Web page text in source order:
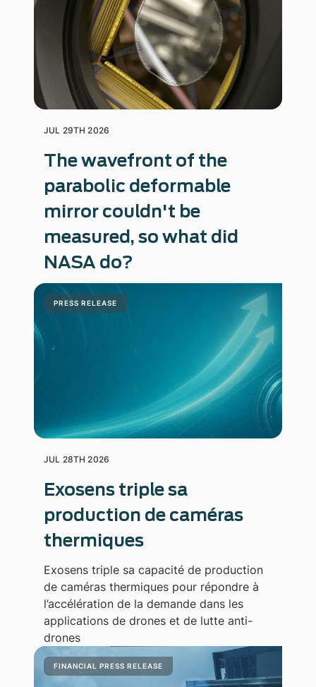
JUL 29TH 2026
The wavefront of the
parabolic deformable
mirror couldn't be
measured, so what did
NASA do?
PRESS RELEASE
JUL 28TH 2026
Exosens triple sa
production de caméras
thermiques
Exosens triple sa capacité de production
de caméras thermiques pour répondre à
l’accélération de la demande dans les
applications de drones et de lutte anti-
drones
FINANCIAL PRESS RELEASE